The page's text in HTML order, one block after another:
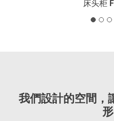
床头柜
我們設計的空間，
形